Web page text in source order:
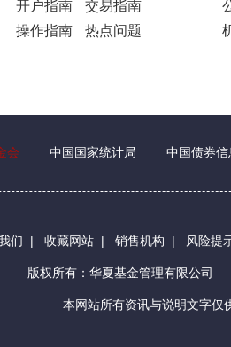
开户指南
交易指南
操作指南
热点问题
会 中国国家统计局 中国债券信
们 | 收藏网站 | 销售机构 | 风险提
版权所有：华夏基金管理有限公司
本网站所有资讯与说明文字仅